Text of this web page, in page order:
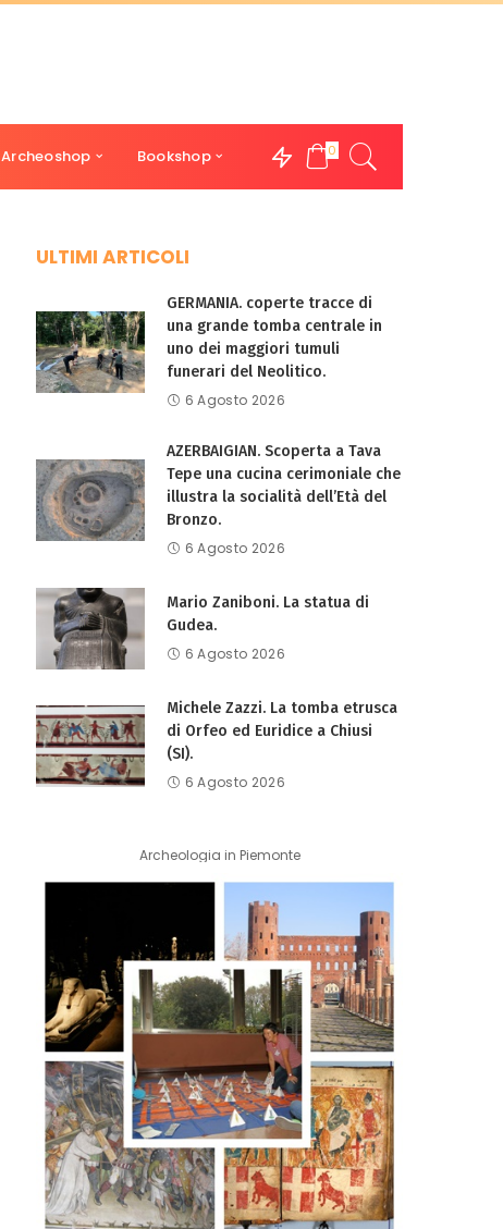
Archeoshop Bookshop 0
ULTIMI ARTICOLI
GERMANIA. coperte tracce di
una grande tomba centrale in
uno dei maggiori tumuli
funerari del Neolitico.
6 Agosto 2026
AZERBAIGIAN. Scoperta a Tava
Tepe una cucina cerimoniale che
illustra la socialità dell’Età del
Bronzo.
6 Agosto 2026
Mario Zaniboni. La statua di
Gudea.
6 Agosto 2026
Michele Zazzi. La tomba etrusca
di Orfeo ed Euridice a Chiusi
(SI).
6 Agosto 2026
Archeologia in Piemonte